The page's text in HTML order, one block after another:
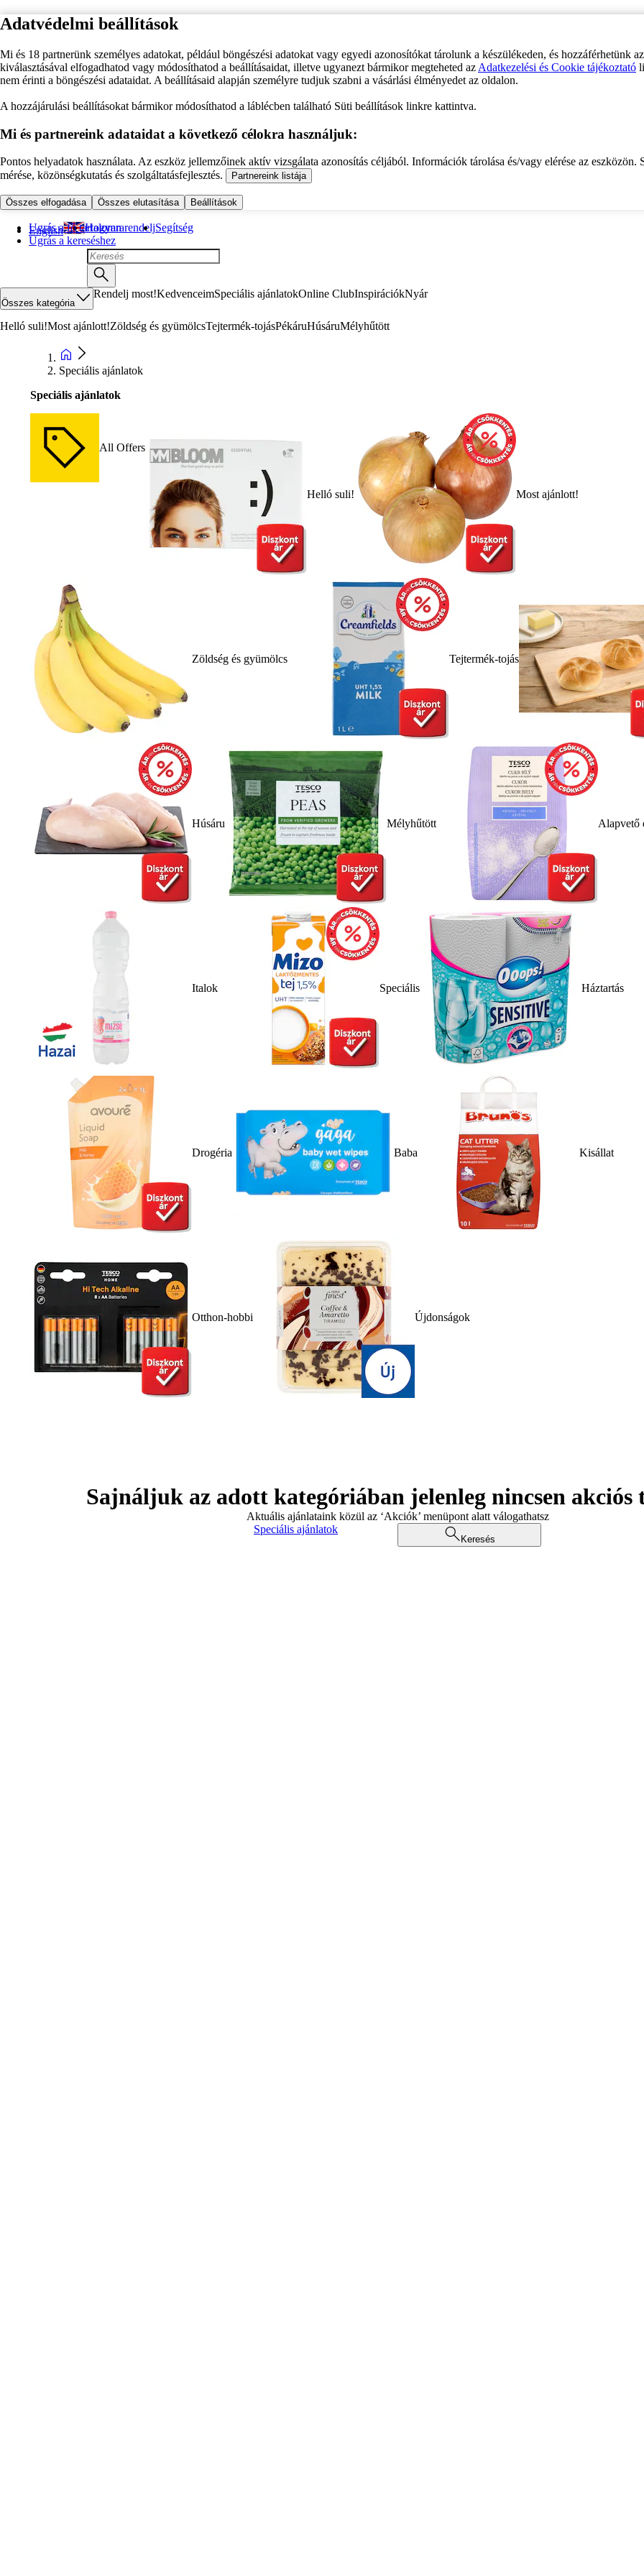
Adatvédelmi beállítások
Mi és 18 partnerünk személyes adatokat, például böngészési adatokat vagy egyedi azonosítókat tárolunk a készülékeden, és hozzáférhetünk
kiválasztásával elfogadhatod vagy módosíthatod a beállításaidat, illetve ugyanezt bármikor megteheted az Adatkezelési és Cookie tájékoztató
nem érinti a böngészési adataidat. A beállításaid alapján személyre tudjuk szabni a vásárlási élményedet az oldalon.
A hozzájárulási beállításokat bármikor módosíthatod a láblécben található Süti beállítások linkre kattintva.
Mi és partnereink adataidat a következő célokra használjuk:
Pontos helyadatok használata. Az eszköz jellemzőinek aktív vizsgálata azonosítás céljából. Információk tárolása és/vagy elérése az eszközön.
mérése, közönségkutatás és szolgáltatásfejlesztés.
Partnereink listája
Összes elfogadása Összes elutasítása Beállítások
Ugrás a fő tartalomra
Ugrás a kereséshez
English Hogyan rendeljSegítség
Összes kategória
Rendelj most!KedvenceimSpeciális ajánlatokOnline ClubInspirációkNyár
Helló suli!Most ajánlott!Zöldség és gyümölcsTejtermék-tojásPékáruHúsáruMélyhűtött
Speciális ajánlatok
Speciális ajánlatok
All Offers
Helló suli! Most ajánlott!
Zöldség és gyümölcs Tejtermék-tojás
Húsáru Mélyhűtött Alapvető
Italok Speciális Háztartás
Drogéria Baba Kisállat
Otthon-hobbi Újdonságok
Sajnáljuk az adott kategóriában jelenleg nincsen akciós
Aktuális ajánlataink közül az ‘Akciók’ menüpont alatt válogathatsz
Speciális ajánlatok
Keresés